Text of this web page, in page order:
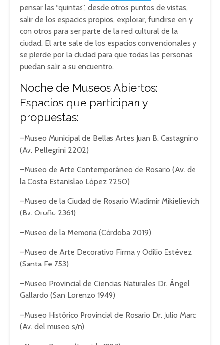
pensar las “quintas”, desde otros puntos de vistas,
salir de los espacios propios, explorar, fundirse en y
con otros para ser parte de la red cultural de la
ciudad. El arte sale de los espacios convencionales y
se pierde por la ciudad para que todas las personas
puedan salir a su encuentro.
Noche de Museos Abiertos:
Espacios que participan y
propuestas:
–Museo Municipal de Bellas Artes Juan B. Castagnino
(Av. Pellegrini 2202)
–Museo de Arte Contemporáneo de Rosario (Av. de
la Costa Estanislao López 2250)
–Museo de la Ciudad de Rosario Wladimir Mikielievich
(Bv. Oroño 2361)
–Museo de la Memoria (Córdoba 2019)
–Museo de Arte Decorativo Firma y Odilio Estévez
(Santa Fe 753)
–Museo Provincial de Ciencias Naturales Dr. Ángel
Gallardo (San Lorenzo 1949)
–Museo Histórico Provincial de Rosario Dr. Julio Marc
(Av. del museo s/n)